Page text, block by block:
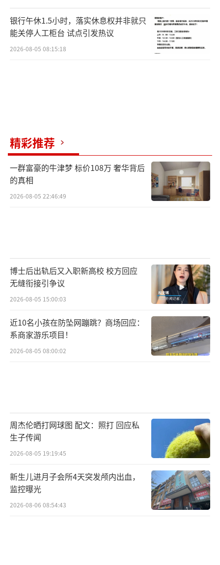
天他都要走十几公里路，有时一走就是一
天。“我连续好久蝉联朋友圈走步步数第一名
了。”他说。
面飞上天空，彭星星控制着无人机上的镜头，
细细探查塔上每处位置。伴随着无人机的轰鸣
声，不到20分钟时间就巡遍整个塔。“这是我
们的春节礼物，以后巡塔不用再爬上爬下一个
多小时了。”
端天气，晚上他要执行特殊巡护。就在前几
天，他连着熬了5天大夜班，几乎夜夜都在抢
修，当真成了追着星星的人。家人说他另类，
是因为一个大学生放着老婆、5岁的孩子在老家
河南，偏偏一个人来东北“吃苦”，工作7年总
也不回家。今年春节，他又向满心期待的家人
说了“不”。
来的却是寂寥旷野中巡路观测的普通日子。揉
揉因缺氧而酸胀的太阳穴，他背起装备拿着手
电筒一闪身出了宿舍，随手关好门，怕屋里攒
了一夜的热气儿跑出来。
这是他离家千里之外的第二个春节。大学
毕业后就加入了多年冻土区公路建设与养护技
术科研团队，去年见证了国家重点项目——青海
银行午休1.5小时，落实休息权并非就只
能关停人工柜台 试点引发热议
2026-08-05 08:15:18
精彩推荐
一群富豪的牛津梦 标价108万 奢华背后
的真相
2026-08-05 22:46:49
博士后出轨后又入职新高校 校方回应
无缝衔接引争议
2026-08-05 15:00:03
近10名小孩在防坠网蹦跳？商场回应：
系商家游乐项目！
2026-08-05 08:00:02
周杰伦晒打网球图 配文：照打 回应私
生子传闻
2026-08-05 19:19:45
新生儿进月子会所4天突发颅内出血，
监控曝光
2026-08-06 08:54:43